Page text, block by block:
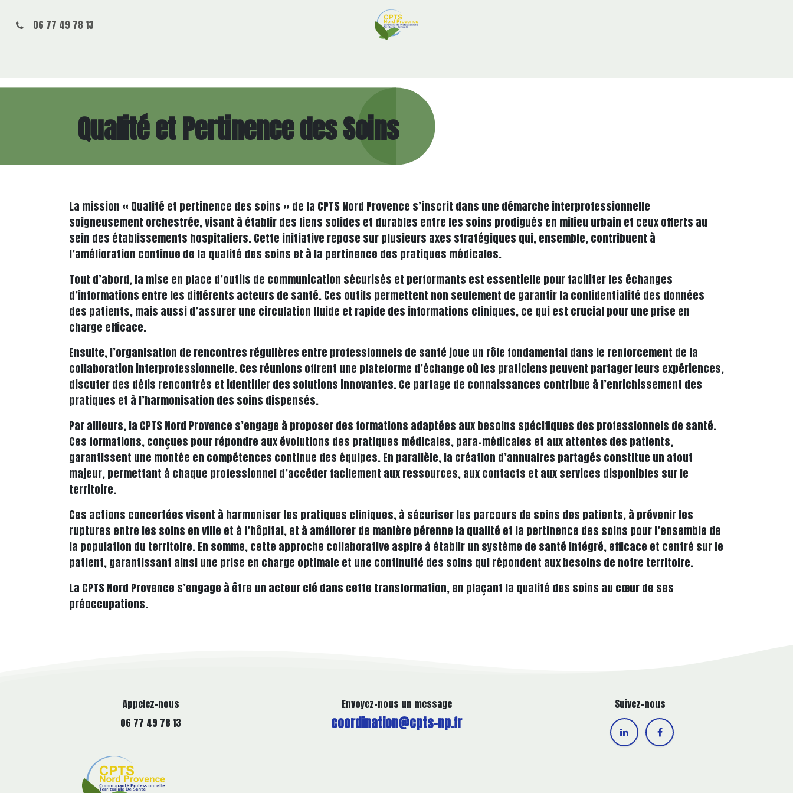
06 77 49 78 13
Qualité et Pertinence des Soins​
La mission « Qualité et pertinence des soins » de la CPTS Nord Provence s’inscrit dans une démarche interprofessionnelle
soigneusement orchestrée, visant à établir des liens solides et durables entre les soins prodigués en milieu urbain et ceux offerts au
sein des établissements hospitaliers. Cette initiative repose sur plusieurs axes stratégiques qui, ensemble, contribuent à
l’amélioration continue de la qualité des soins et à la pertinence des pratiques médicales.
Tout d’abord, la mise en place d’outils de communication sécurisés et performants est essentielle pour faciliter les échanges
d’informations entre les différents acteurs de santé. Ces outils permettent non seulement de garantir la confidentialité des données
des patients, mais aussi d’assurer une circulation fluide et rapide des informations cliniques, ce qui est crucial pour une prise en
charge efficace.
Ensuite, l’organisation de rencontres régulières entre professionnels de santé joue un rôle fondamental dans le renforcement de la
collaboration interprofessionnelle. Ces réunions offrent une plateforme d’échange où les praticiens peuvent partager leurs expériences,
discuter des défis rencontrés et identifier des solutions innovantes. Ce partage de connaissances contribue à l’enrichissement des
pratiques et à l’harmonisation des soins dispensés.
Par ailleurs, la CPTS Nord Provence s’engage à proposer des formations adaptées aux besoins spécifiques des professionnels de santé.
Ces formations, conçues pour répondre aux évolutions des pratiques médicales, para-médicales et aux attentes des patients,
garantissent une montée en compétences continue des équipes. En parallèle, la création d’annuaires partagés constitue un atout
majeur, permettant à chaque professionnel d’accéder facilement aux ressources, aux contacts et aux services disponibles sur le
territoire.
Ces actions concertées visent à harmoniser les pratiques cliniques, à sécuriser les parcours de soins des patients, à prévenir les
ruptures entre les soins en ville et à l’hôpital, et à améliorer de manière pérenne la qualité et la pertinence des soins pour l’ensemble de
la population du territoire. En somme, cette approche collaborative aspire à établir un système de santé intégré, efficace et centré sur le
patient, garantissant ainsi une prise en charge optimale et une continuité des soins qui répondent aux besoins de notre territoire.
La CPTS Nord Provence s’engage à être un acteur clé dans cette transformation, en plaçant la qualité des soins au cœur de ses
préoccupations.
Suivez-nous
Appelez-nous
06 77 49 78 13
Envoyez-nous un message
coordination@cpts-np.fr